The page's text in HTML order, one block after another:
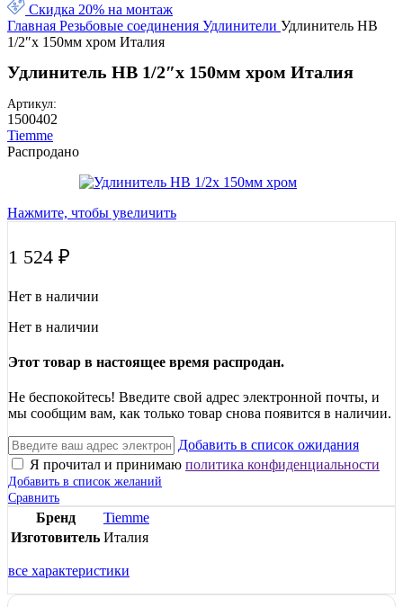
Скидка 20% на монтаж
Главная Резьбовые соединения Удлинители Удлинитель НВ
1/2″х 150мм хром Италия
Удлинитель НВ 1/2″х 150мм хром Италия
Артикул:
1500402
Tiemme
Распродано
Нажмите, чтобы увеличить
1 524 ₽
Нет в наличии
Нет в наличии
Этот товар в настоящее время распродан.
Не беспокойтесь! Введите свой адрес электронной почты, и
мы сообщим вам, как только товар снова появится в наличии.
Добавить в список ожидания
Я прочитал и принимаю политика конфиденциальности
Добавить в список желаний
Сравнить
Бренд
Tiemme
Изготовитель Италия
все характеристики